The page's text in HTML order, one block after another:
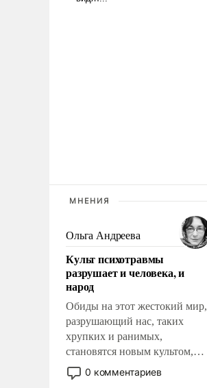
МНЕНИЯ
Ольга Андреева
Культ психотравмы
разрушает и человека, и
народ
Обиды на этот жестокий мир,
разрушающий нас, таких
хрупких и ранимых,
становятся новым культом,
постепенно вытесняя и
отменяя традиционное
0 комментариев